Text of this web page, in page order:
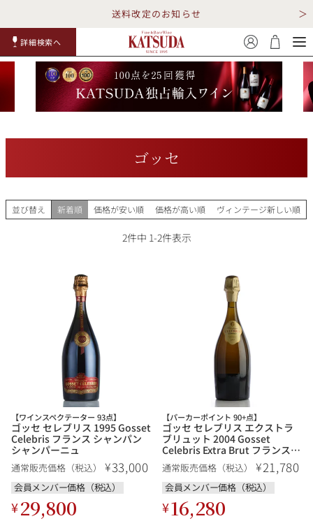
送料改定のお知らせ
詳細検索へ
白ワイ
ン ング ン
RP100
点
TOP 詳細検索する
勝田商店について
銘柄から探す
DRC ルロワ
生産地から探す
フランス ブルゴーニュ
ボルドー シャンパーニュ
種類で探す
価格帯から探す
ゴッセ
並び替え 新着順 価格が安い順 価格が高い順 ヴィンテージ新しい順
2件中 1-2件表示
【ワインスペクテーター 93点】
ゴッセ セレブリス 1995 Gosset
Celebris フランス シャンパン
シャンパーニュ
通常販売価格（税込） ¥33,000
会員メンバー価格（税込）
¥29,800
【パーカーポイント 90+点】
ゴッセ セレブリス エクストラ
ブリュット 2004 Gosset
Celebris Extra Brut フランス
シャンパン シャンパーニュ
通常販売価格（税込） ¥21,780
会員メンバー価格（税込）
¥16,280